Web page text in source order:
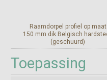
Raamdorpel profiel op maat
150 mm dik Belgisch
(geschuurd)
Bekijk en bestel
Toepassing